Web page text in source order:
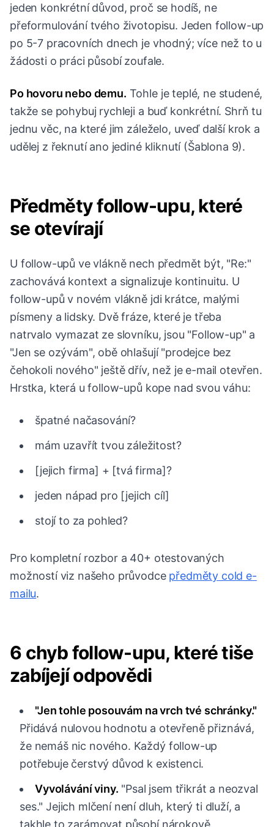
jeden konkrétní důvod, proč se hodíš, ne
přeformulování tvého životopisu. Jeden follow-up
po 5-7 pracovních dnech je vhodný; více než to u
žádosti o práci působí zoufale.
Po hovoru nebo demu. Tohle je teplé, ne studené,
takže se pohybuj rychleji a buď konkrétní. Shrň tu
jednu věc, na které jim záleželo, uveď další krok a
udělej z řeknutí ano jediné kliknutí (Šablona 9).
Předměty follow-upu, které
se otevírají
U follow-upů ve vlákně nech předmět být, "Re:"
zachovává kontext a signalizuje kontinuitu. U
follow-upů v novém vlákně jdi krátce, malými
písmeny a lidsky. Dvě fráze, které je třeba
natrvalo vymazat ze slovníku, jsou "Follow-up" a
"Jen se ozývám", obě ohlašují "prodejce bez
čehokoli nového" ještě dřív, než je e-mail otevřen.
Hrstka, která u follow-upů kope nad svou váhu:
špatné načasování?
mám uzavřít tvou záležitost?
[jejich firma] + [tvá firma]?
jeden nápad pro [jejich cíl]
stojí to za pohled?
Pro kompletní rozbor a 40+ otestovaných
možností viz našeho průvodce předměty cold e-
mailu.
6 chyb follow-upu, které tiše
zabíjejí odpovědi
"Jen tohle posouvám na vrch tvé schránky."
Přidává nulovou hodnotu a otevřeně přiznává,
že nemáš nic nového. Každý follow-up
potřebuje čerstvý důvod k existenci.
Vyvolávání viny. "Psal jsem třikrát a neozval
ses." Jejich mlčení není dluh, který ti dluží, a